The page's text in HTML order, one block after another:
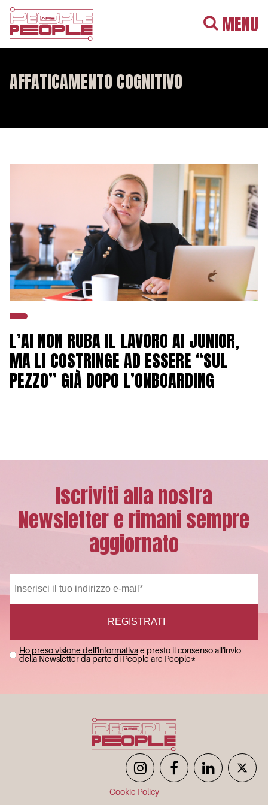
MENU
AFFATICAMENTO COGNITIVO
L’AI NON RUBA IL LAVORO AI JUNIOR,
MA LI COSTRINGE AD ESSERE “SUL
PEZZO” GIÀ DOPO L’ONBOARDING
Iscriviti alla nostra
Newsletter e rimani sempre
aggiornato
Ho preso visione dell'informativae presto il consenso all'invio
della Newsletter da parte di People are People*
Cookie Policy